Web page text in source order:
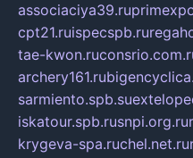
associaciya39.ru
cpt21.ruispecspb.ru
tae-kwon.ru
archery161.ru
sarmiento.spb.su
iskatour.spb.rusnpi.org.ru
krygeva-spa.ruchel.net.ru